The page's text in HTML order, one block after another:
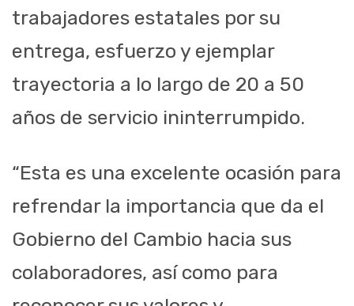
trabajadores estatales por su
entrega, esfuerzo y ejemplar
trayectoria a lo largo de 20 a 50
años de servicio ininterrumpido.
“Esta es una excelente ocasión para
refrendar la importancia que da el
Gobierno del Cambio hacia sus
colaboradores, así como para